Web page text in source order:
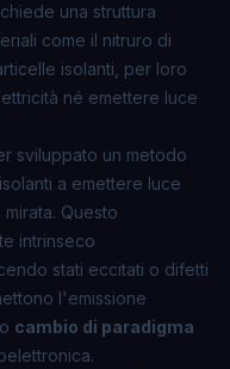
una struttura
come il nitruro di
isolanti, per loro
né emettere luce
sviluppato un metodo
a emettere luce
Questo
intrinseco
stati eccitati o difetti
l'emissione
cambio di paradigma